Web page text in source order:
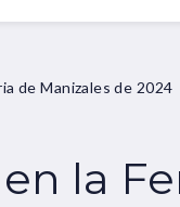
de Manizales de 2024
la